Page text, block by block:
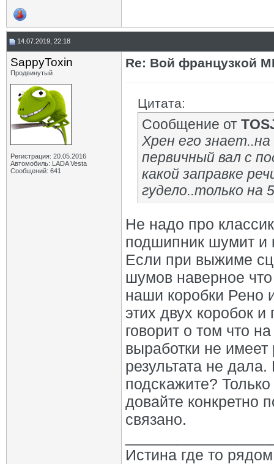
14.07.2019, 22:18
SappyToxin
Продвинутый
Регистрация: 20.05.2016
Автомобиль: LADA Vesta
Сообщений: 641
Re: Вой французкой
Цитата:
Сообщение от
Хрен его знает..на
первичный вал с
какой заправке
гудело..только на
Не надо про
подшипник шумит и
Если при выжиме
шумов наверное что
наши коробки Рено
этих двух коробок
говорит о том что
выработки не
результата не
подскажите?
довайте конкретно
связано.
Истина где то рядом